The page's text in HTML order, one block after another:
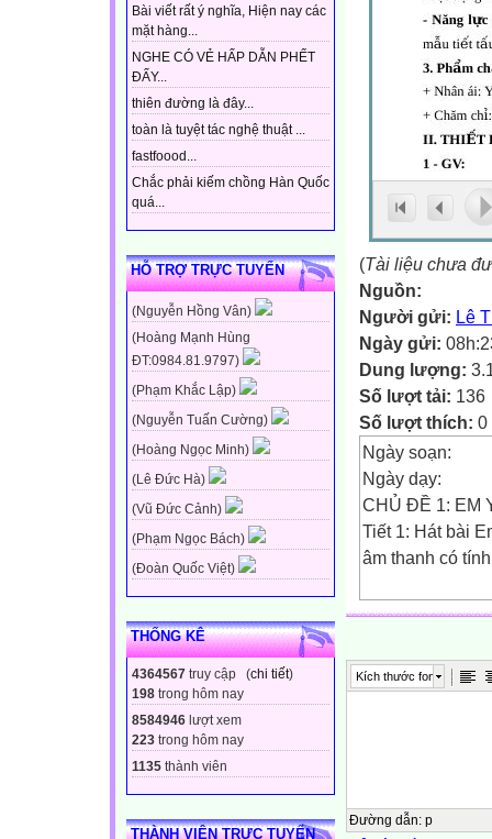
Bài viết rất ý nghĩa, Hiện nay các
mặt hàng...
NGHE CÓ VẺ HẤP DẪN PHẾT
ĐẤY...
thiên đường là đây...
toàn là tuyệt tác nghệ thuật ...
fastfoood...
Chắc phải kiếm chồng Hàn Quốc
quá...
HỖ TRỢ TRỰC TUYẾN
(Nguyễn Hồng Vân)
(Hoàng Mạnh Hùng
ĐT:0984.81.9797)
(Phạm Khắc Lập)
(Nguyễn Tuấn Cường)
(Hoàng Ngọc Minh)
(Lê Đức Hà)
(Vũ Đức Cảnh)
(Phạm Ngọc Bách)
(Đoàn Quốc Việt)
THỐNG KÊ
4364567 truy cập (chi tiết)
198 trong hôm nay
8584946 lượt xem
223 trong hôm nay
1135 thành viên
THÀNH VIÊN TRỰC TUYẾN
(Tài liệu chưa
Nguồn:
Người gửi: Lê
Ngày gửi:
Dung lượng:
Số lượt tải: 136
Số lượt thích: 0
Ngày soạn:
Ngày dạy:
CHỦ ĐỀ 1: EM
Tiết 1: Hát bài
âm thanh có
I.MỤC TIÊU:
1. Kiến
- Hát đúng cao
- Biết được các
Kích thước font
Đường dẫn: p